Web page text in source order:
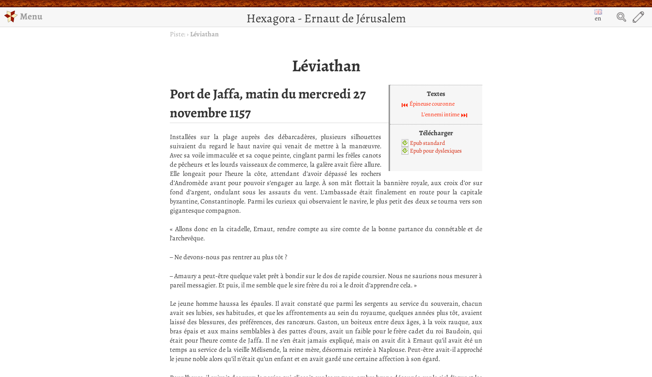
Hexagora - Ernaut de Jérusalem
Menu
en
Piste: › Léviathan
Léviathan
Textes
Épineuse couronne
L’ennemi intime
Télécharger
Epub standard
Epub pour dyslexiques
Port de Jaffa, matin du mercredi 27
novembre 1157
Installées sur la plage auprès des débarcadères, plusieurs silhouettes
suivaient du regard le haut navire qui venait de mettre à la manœuvre.
Avec sa voile immaculée et sa coque peinte, cinglant parmi les frêles canots
de pêcheurs et les lourds vaisseaux de commerce, la galère avait fière allure.
Elle longeait pour l’heure la côte, attendant d’avoir dépassé les rochers
d’Andromède avant pour pouvoir s’engager au large. À son mât flottait la bannière royale, aux croix d’or sur
fond d’argent, ondulant sous les assauts du vent. L’ambassade était finalement en route pour la capitale
byzantine, Constantinople. Parmi les curieux qui observaient le navire, le plus petit des deux se tourna vers son
gigantesque compagnon.
« Allons donc en la citadelle, Ernaut, rendre compte au sire comte de la bonne partance du connétable et de
l’archevêque.
– Ne devons-nous pas rentrer au plus tôt ?
– Amaury a peut-être quelque valet prêt à bondir sur le dos de rapide coursier. Nous ne saurions nous mesurer à
pareil messagier. Et puis, il me semble que le sire frère du roi a le droit d’apprendre cela. »
Le jeune homme haussa les épaules. Il avait constaté que parmi les sergents au service du souverain, chacun
avait ses lubies, ses habitudes, et que les affrontements au sein du royaume, quelques années plus tôt, avaient
laissé des blessures, des préférences, des rancœurs. Gaston, un boiteux entre deux âges, à la voix rauque, aux
bras épais et aux mains semblables à des pattes d’ours, avait un faible pour le frère cadet du roi Baudoin, qui
était pour l’heure comte de Jaffa. Il ne s’en était jamais expliqué, mais on avait dit à Ernaut qu’il avait été un
temps au service de la vieille Mélisende, la reine mère, désormais retirée à Naplouse. Peut-être avait-il approché
le jeune noble alors qu’il n’était qu’un enfant et en avait gardé une certaine affection à son égard.